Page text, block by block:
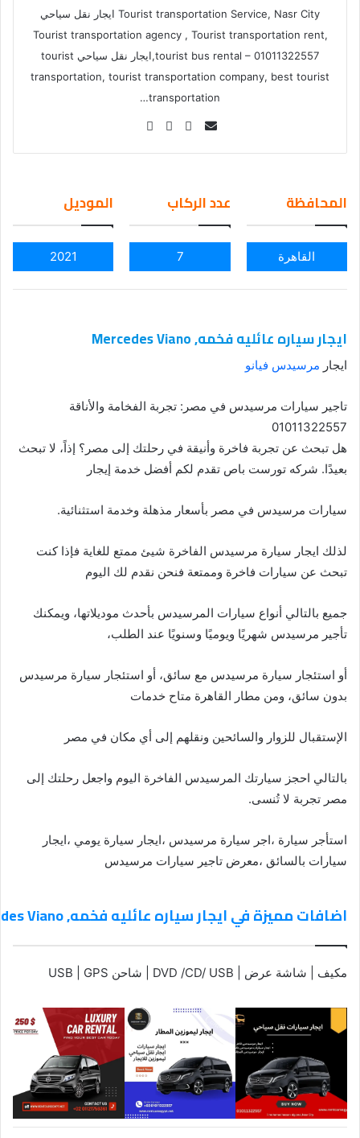
Tourist transportation Service, Nasr City ايجار نقل سياحي
Tourist transportation agency , Tourist transportation rent,
tourist bus rental – 01011322557,ايجار نقل سياحي tourist
transportation, tourist transportation company, best tourist
transportation…
Se
ail
المحافظة
القاهرة
عدد الركاب
7
الموديل
2021
ايجار سياره عائليه فخمه, Mercedes Viano
ايجار مرسيدس فيانو
تاجير سيارات مرسيدس في مصر: تجربة الفخامة والأناقة
01011322557
هل تبحث عن تجربة فاخرة وأنيقة في رحلتك إلى مصر؟ إذاً، لا تبحث
بعيدًا. شركه تورست باص تقدم لكم أفضل خدمة إيجار
سيارات مرسيدس في مصر بأسعار مذهلة وخدمة استثنائية.
لذلك ايجار سيارة مرسيدس الفاخرة شيئ ممتع للغاية فإذا كنت
تبحث عن سيارات فاخرة وممتعة فنحن نقدم لك اليوم
جميع بالتالي أنواع سيارات المرسيدس بأحدث موديلاتها، ويمكنك
تأجير مرسيدس شهريًا ويوميًا وسنويًا عند الطلب،
أو استئجار سيارة مرسيدس مع سائق، أو استئجار سيارة مرسيدس
بدون سائق، ومن مطار القاهرة متاح خدمات
الإستقبال للزوار والسائحين ونقلهم إلى أي مكان في مصر
بالتالي احجز سيارتك المرسيدس الفاخرة اليوم واجعل رحلتك إلى
مصر تجربة لا تُنسى.
استأجر سيارة ،اجر سيارة مرسيدس ،ايجار سيارة يومي ،ايجار
سيارات بالسائق ،معرض تاجير سيارات مرسيدس
اضافات مميزة في ايجار سياره عائليه فخمه, Mercedes Viano
مكيف | شاشة عرض | DVD /CD/ USB | شاحن USB | GPS